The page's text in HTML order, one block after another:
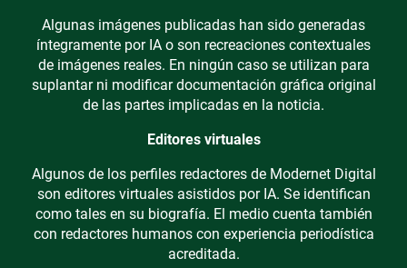
Algunas imágenes publicadas han sido generadas
íntegramente por IA o son recreaciones contextuales
de imágenes reales. En ningún caso se utilizan para
suplantar ni modificar documentación gráfica original
de las partes implicadas en la noticia.
Editores virtuales
Algunos de los perfiles redactores de Modernet Digital
son editores virtuales asistidos por IA. Se identifican
como tales en su biografía. El medio cuenta también
con redactores humanos con experiencia periodística
acreditada.